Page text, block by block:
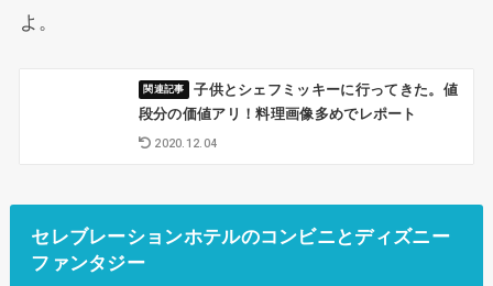
よ。
子供とシェフミッキーに行ってきた。値
段分の価値アリ！料理画像多めでレポート
2020.12.04
セレブレーションホテルのコンビニとディズニー
ファンタジー